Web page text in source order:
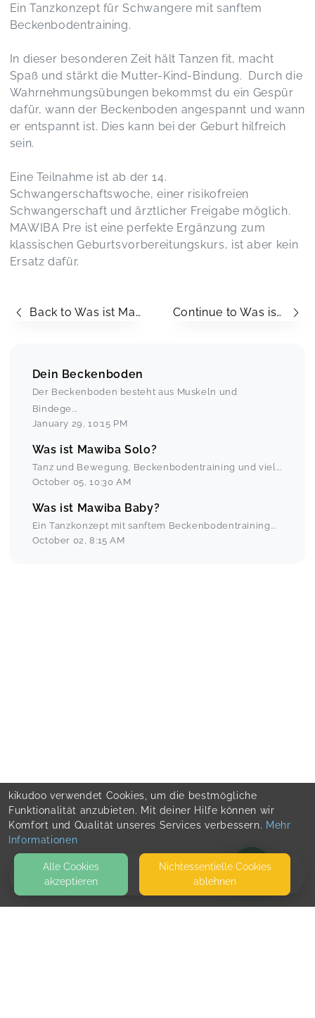
Ein Tanzkonzept für Schwangere mit sanftem
Beckenbodentraining.
In dieser besonderen Zeit hält Tanzen fit, macht
Spaß und stärkt die Mutter-Kind-Bindung. Durch die
Wahrnehmungsübungen bekommst du ein Gespür
dafür, wann der Beckenboden angespannt und wann
er entspannt ist. Dies kann bei der Geburt hilfreich
sein.
Eine Teilnahme ist ab der 14.
Schwangerschaftswoche, einer risikofreien
Schwangerschaft und ärztlicher Freigabe möglich.
MAWIBA Pre ist eine perfekte Ergänzung zum
klassischen Geburtsvorbereitungskurs, ist aber kein
Ersatz dafür.
Back to Was ist Mawiba Solo? Continue to Was ist Mawiba Baby?
Dein Beckenboden
Der Beckenboden besteht aus Muskeln und
Bindege...
January 29 ,10:15 PM
Was ist Mawiba Solo?
Tanz und Bewegung, Beckenbodentraining und viel ...
October 05 ,10:30 AM
Was ist Mawiba Baby?
Ein Tanzkonzept mit sanftem Beckenbodentraining ...
October 02 ,8:15 AM
kikudoo verwendet Cookies, um die bestmögliche
Funktionalität anzubieten. Mit deiner Hilfe können wir
Komfort und Qualität unseres Services verbessern. Mehr
Informationen
Alle Cookies
akzeptieren
Nicht­essentielle Cookies
ablehnen